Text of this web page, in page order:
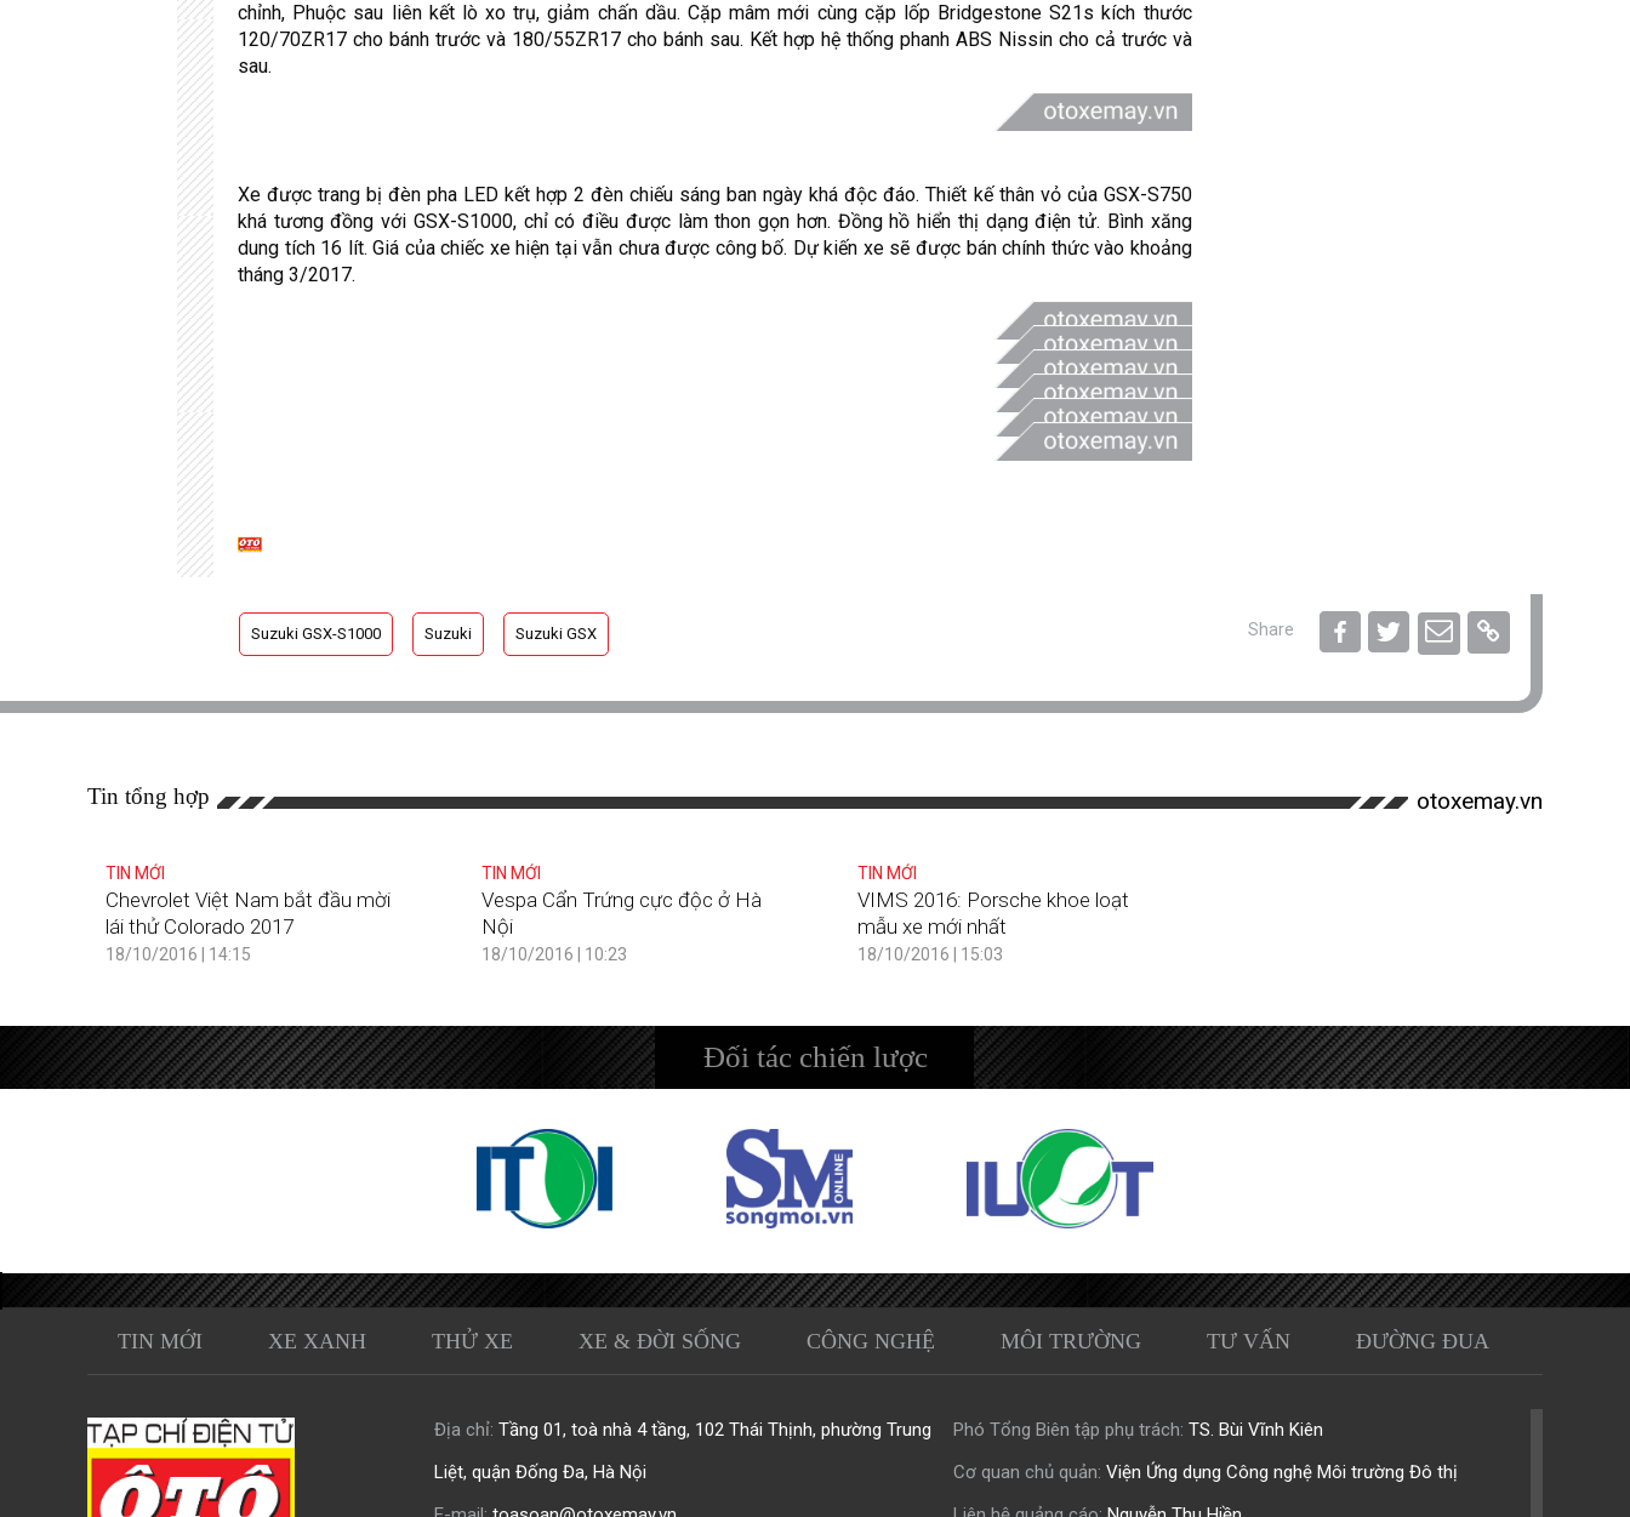
chỉnh, Phuộc sau liên kết lò xo trụ, giảm chấn dầu. Cặp mâm mới cùng cặp lốp Bridgestone S21s kích thước
120/70ZR17 cho bánh trước và 180/55ZR17 cho bánh sau. Kết hợp hệ thống phanh ABS Nissin cho cả trước và
sau.
Xe được trang bị đèn pha LED kết hợp 2 đèn chiếu sáng ban ngày khá độc đáo. Thiết kế thân vỏ của GSX-S750
khá tương đồng với GSX-S1000, chỉ có điều được làm thon gọn hơn. Đồng hồ hiển thị dạng điện tử. Bình xăng
dung tích 16 lít. Giá của chiếc xe hiện tại vẫn chưa được công bố. Dự kiến xe sẽ được bán chính thức vào khoảng
tháng 3/2017.
Suzuki GSX-S1000 Suzuki Suzuki GSX Share
Tin tổng hợp otoxemay.vn
TIN MỚI
Chevrolet Việt Nam bắt đầu mời
lái thử Colorado 2017
18/10/2016 | 14:15
TIN MỚI
Vespa Cẩn Trứng cực độc ở Hà
Nội
18/10/2016 | 10:23
TIN MỚI
VIMS 2016: Porsche khoe loạt
mẫu xe mới nhất
18/10/2016 | 15:03
Đối tác chiến lược
TIN MỚI XE XANH THỬ XE XE & ĐỜI SỐNG CÔNG NGHỆ MÔI TRƯỜNG TƯ VẤN ĐƯỜNG ĐUA
Địa chỉ: Tầng 01, toà nhà 4 tầng, 102 Thái Thịnh, phường Trung
Liệt, quận Đống Đa, Hà Nội
Phó Tổng Biên tập phụ trách: TS. Bùi Vĩnh Kiên
Cơ quan chủ quản: Viện Ứng dụng Công nghệ Môi trường Đô thị